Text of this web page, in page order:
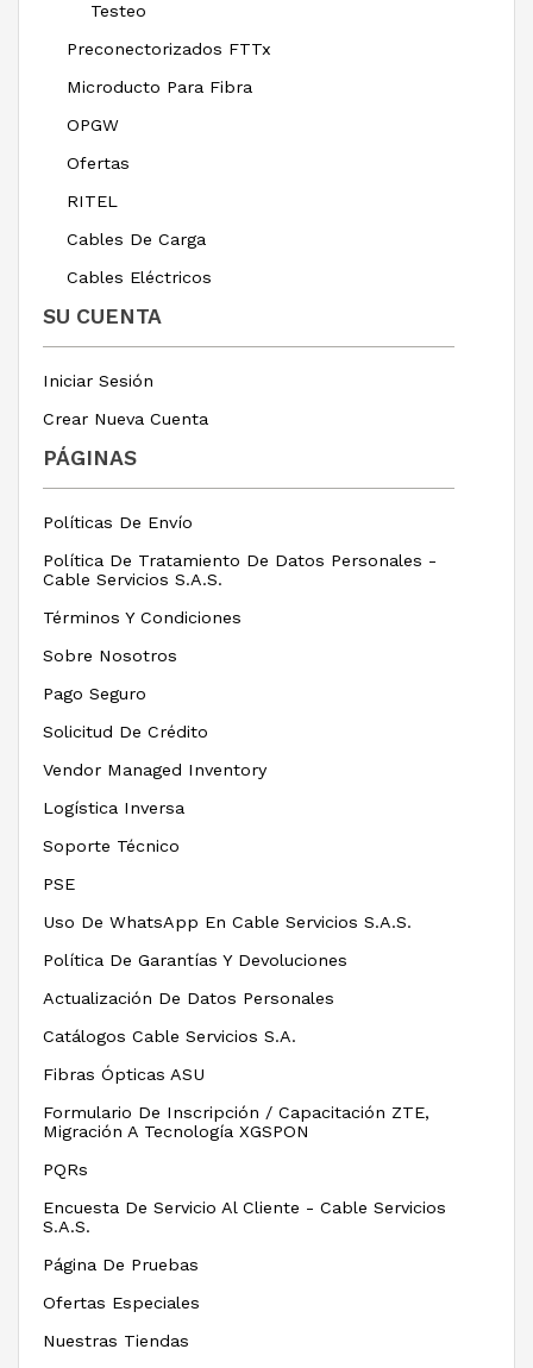
Testeo
Preconectorizados FTTx
Microducto Para Fibra
OPGW
Ofertas
RITEL
Cables De Carga
Cables Eléctricos
SU CUENTA
Iniciar Sesión
Crear Nueva Cuenta
PÁGINAS
Políticas De Envío
Política De Tratamiento De Datos Personales -
Cable Servicios S.A.S.
Términos Y Condiciones
Sobre Nosotros
Pago Seguro
Solicitud De Crédito
Vendor Managed Inventory
Logística Inversa
Soporte Técnico
PSE
Uso De WhatsApp En Cable Servicios S.A.S.
Política De Garantías Y Devoluciones
Actualización De Datos Personales
Catálogos Cable Servicios S.A.
Fibras Ópticas ASU
Formulario De Inscripción / Capacitación ZTE,
Migración A Tecnología XGSPON
PQRs
Encuesta De Servicio Al Cliente - Cable Servicios
S.A.S.
Página De Pruebas
Ofertas Especiales
Nuestras Tiendas